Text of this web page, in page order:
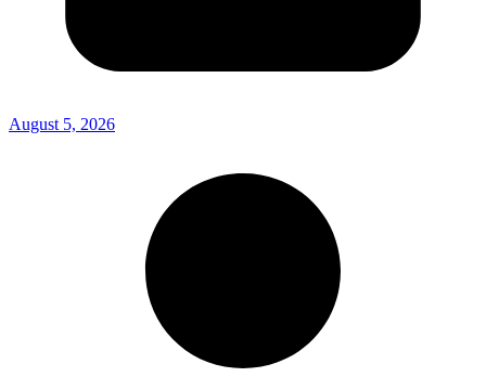
August 5, 2026